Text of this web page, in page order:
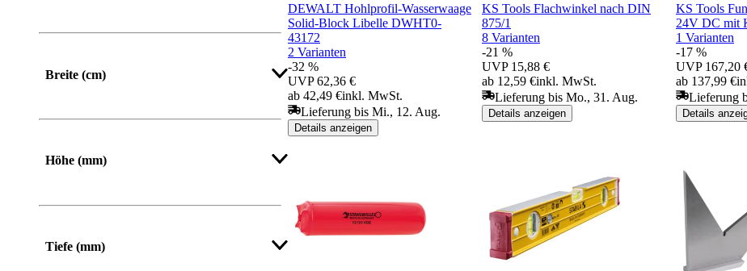
Von Bis
Breite (cm)
Höhe (mm)
Von Bis
Tiefe (mm)
DEWALT Hohlprofil-Wasserwaage
Solid-Block Libelle DWHT0-
43172
2 Varianten
-32 %
UVP 62,36 €
ab 42,49 €inkl. MwSt.
Lieferung bis Mi., 12. Aug.
Details anzeigen
KS Tools Flachwinkel nach DIN
875/1
8 Varianten
-21 %
UVP 15,88 €
ab 12,59 €inkl. MwSt.
Lieferung bis Mo., 31. Aug.
Details anzeigen
KS Tools
24V DC mit
1 Varianten
-17 %
UVP 167,20
ab 137,99 €
Lieferung
Details